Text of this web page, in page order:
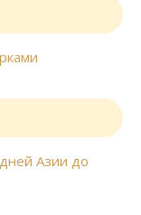
Азии до